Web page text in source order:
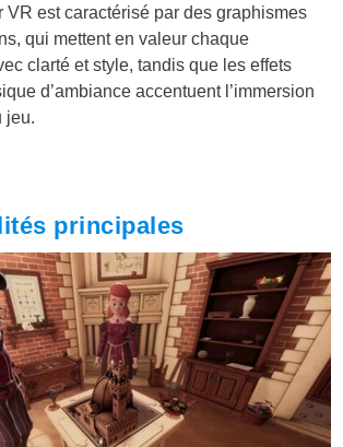
VR est caractérisé par des graphismes
qui mettent en valeur chaque
clarté et style, tandis que les effets
d’ambiance accentuent l’immersion
jeu.
principales